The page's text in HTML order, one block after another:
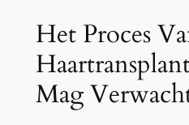
Het Proces
Mag